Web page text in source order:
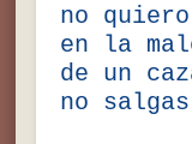
no
en la
de un
no